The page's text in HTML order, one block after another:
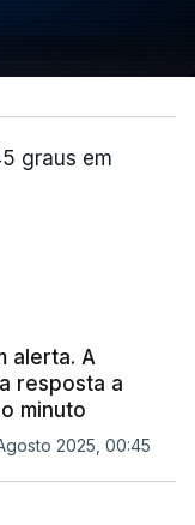
graus em
alerta. A
resposta a
minuto
2025, 00:45